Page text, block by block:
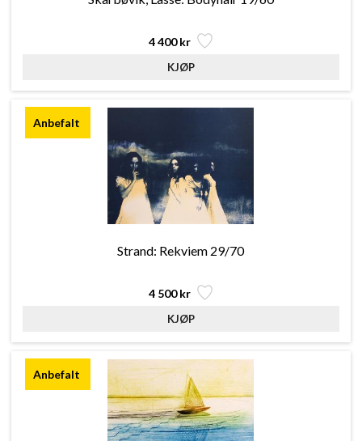
4 400 kr
Strand: Rekviem 29/70
4 500 kr